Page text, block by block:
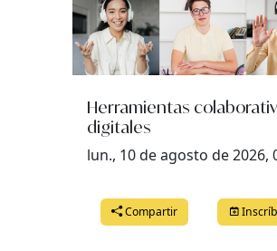
Herramientas
digitales
lun., 10 de agosto de 2026,
Compartir